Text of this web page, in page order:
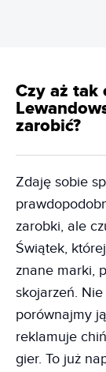
Czy aż tak
zarobić?
Zdaję sobie
zarobki, ale
Świątek,
znane marki,
skojarzeń.
porównajmy
reklamuje
gier. To już